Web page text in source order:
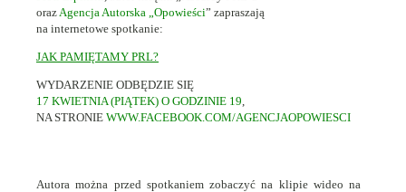
orazAgencja Autorska „Opowieści” zapraszają
na internetowe spotkanie:
JAK PAMIĘTAMY PRL?
WYDARZENIE ODBĘDZIE SIĘ
17 KWIETNIA (PIĄTEK) O GODZINIE 19,
NA STRONIE WWW.FACEBOOK.COM/AGENCJAOPOWIESCI
Autora można przed spotkaniem zobaczyć na klipie wideo na